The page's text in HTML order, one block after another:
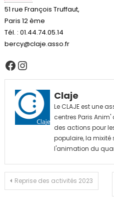
51 rue François Truffaut,
Paris 12 ème
Tél. : 01.44.74.05.14
bercy@claje.asso.fr
Facebook
Instagram
Claje
Le CLAJE est une
centres Paris
des actions pour
populaire, la mixité
l'animation du
Navigation
Reprise des activités 2023